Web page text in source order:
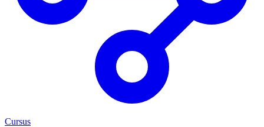
Cursus